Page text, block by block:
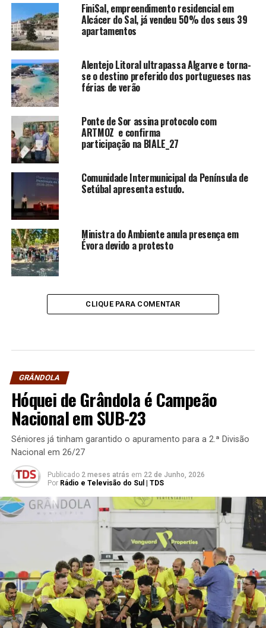
FiniSal, empreendimento residencial em
Alcácer do Sal, já vendeu 50% dos seus 39
apartamentos
Alentejo Litoral ultrapassa Algarve e torna-
se o destino preferido dos portugueses nas
férias de verão
Ponte de Sor assina protocolo com
ARTMOZ e confirma
participação na BIALE_27
Comunidade Intermunicipal da Península de
Setúbal apresenta estudo.
Ministra do Ambiente anula presença em
Évora devido a protesto
CLIQUE PARA COMENTAR
GRÂNDOLA
Hóquei de Grândola é Campeão
Nacional em SUB-23
Séniores já tinham garantido o apuramento para a 2.ª Divisão
Nacional em 26/27
Publicado 2 meses atrás em 22 de Junho, 2026
Por Rádio e Televisão do Sul | TDS